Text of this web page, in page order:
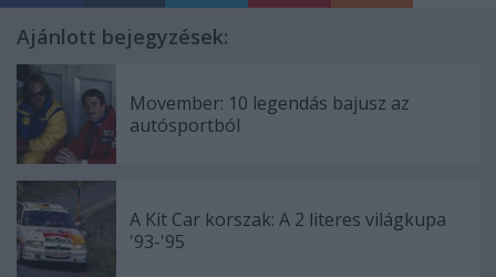
Ajánlott bejegyzések:
Movember: 10 legendás bajusz az
autósportból
A Kit Car korszak: A 2 literes világkupa
'93-'95